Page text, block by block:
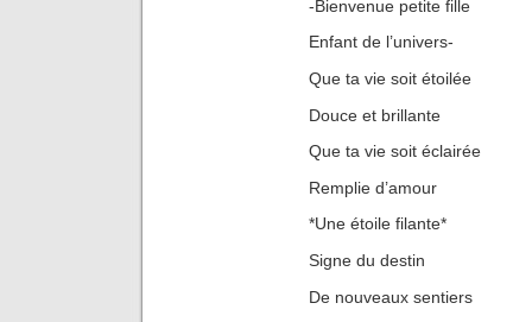
-Bienvenue petite fille
Enfant de l’univers-
Que ta vie soit étoilée
Douce et brillante
Que ta vie soit éclairée
Remplie d’amour
*Une étoile filante*
Signe du destin
De nouveaux sentiers